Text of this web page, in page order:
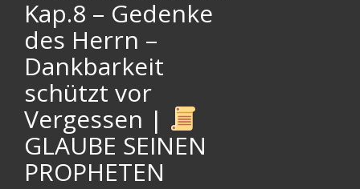
Kap.8 – Gedenke
des Herrn –
Dankbarkeit
schützt vor
Vergessen |
GLAUBE SEINEN
PROPHETEN